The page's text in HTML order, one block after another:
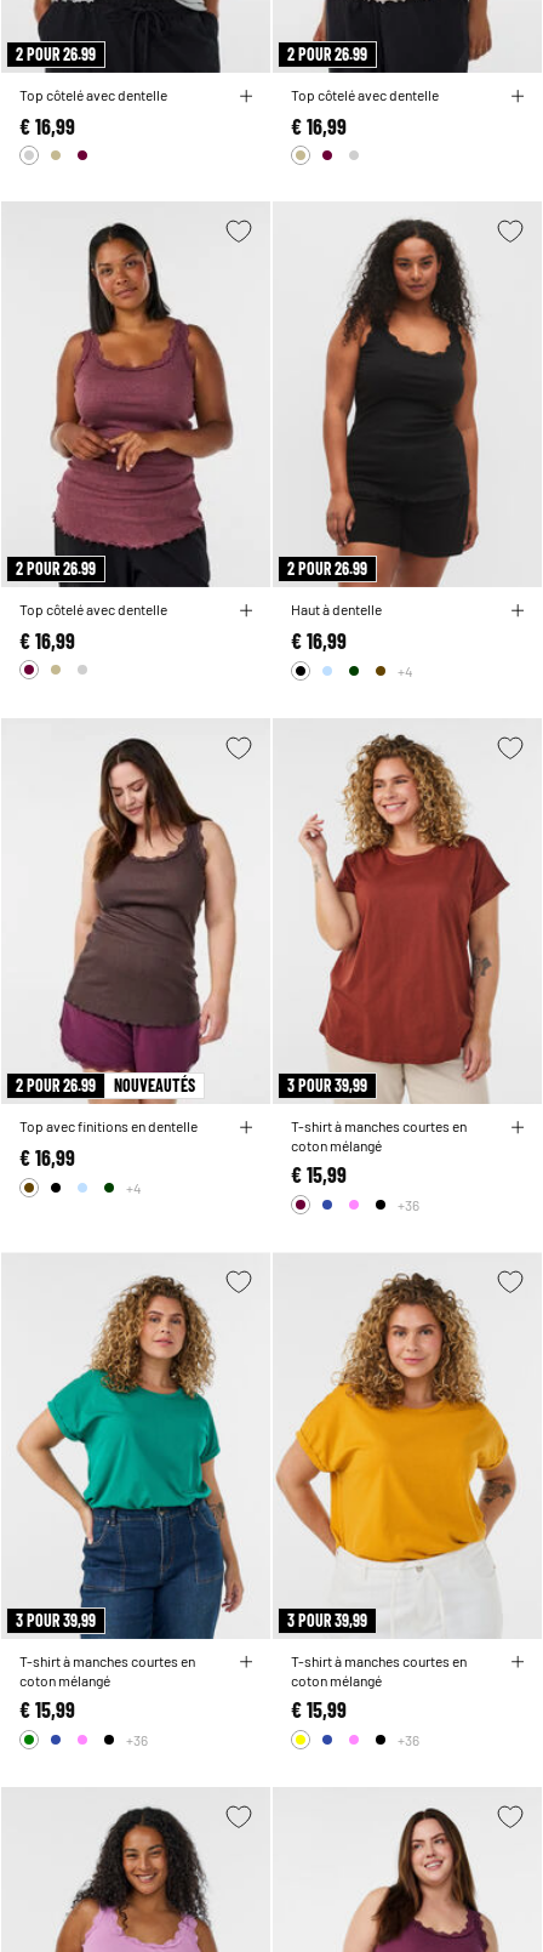
2 POUR 26.99
Top côtelé avec dentelle
€ 16,99
2 POUR 26.99
Top côtelé avec dentelle
€ 16,99
2 POUR 26.99
Top côtelé avec dentelle
€ 16,99
2 POUR 26.99
Haut à dentelle
€ 16,99
+4
2 POUR 26.99 NOUVEAUTÉS
Top avec finitions en dentelle
€ 16,99
+4
3 POUR 39,99
T-shirt à manches courtes en
coton mélangé
€ 15,99
+36
3 POUR 39,99
T-shirt à manches courtes en
coton mélangé
€ 15,99
+36
3 POUR 39,99
T-shirt à manches courtes en
coton mélangé
€ 15,99
+36